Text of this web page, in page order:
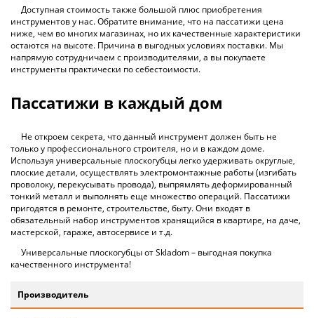
Доступная стоимость также большой плюс приобретения
инструментов у нас. Обратите внимание, что на пассатижи цена
ниже, чем во многих магазинах, но их качественные характеристики
остаются на высоте. Причина в выгодных условиях поставки. Мы
напрямую сотрудничаем с производителями, а вы покупаете
инструменты практически по себестоимости.
Пассатижи в каждый дом
Не откроем секрета, что данный инструмент должен быть не
только у профессионального строителя, но и в каждом доме.
Используя универсальные плоскогубцы легко удерживать округлые,
плоские детали, осуществлять электромонтажные работы (изгибать
проволоку, перекусывать провода), выпрямлять деформированный
тонкий металл и выполнять еще множество операций. Пассатижи
пригодятся в ремонте, строительстве, быту. Они входят в
обязательный набор инструментов хранящийся в квартире, на даче,
мастерской, гараже, автосервисе и т.д.
Универсальные плоскогубцы от Skladom – выгодная покупка
качественного инструмента!
Производитель